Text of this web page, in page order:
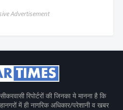
Advertisement
रिपोर्टरों की जिनका ये मानना है कि
में ही नागरिक अधिकार/परेशानी व खबर